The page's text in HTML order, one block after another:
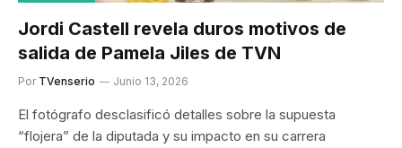
Jordi Castell revela duros motivos de
salida de Pamela Jiles de TVN
Por TVenserio Junio 13, 2026
El fotógrafo desclasificó detalles sobre la supuesta
“flojera” de la diputada y su impacto en su carrera